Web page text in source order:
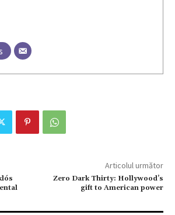
Articolul următor
Zero Dark Thirty: Hollywood’s
gift to American power